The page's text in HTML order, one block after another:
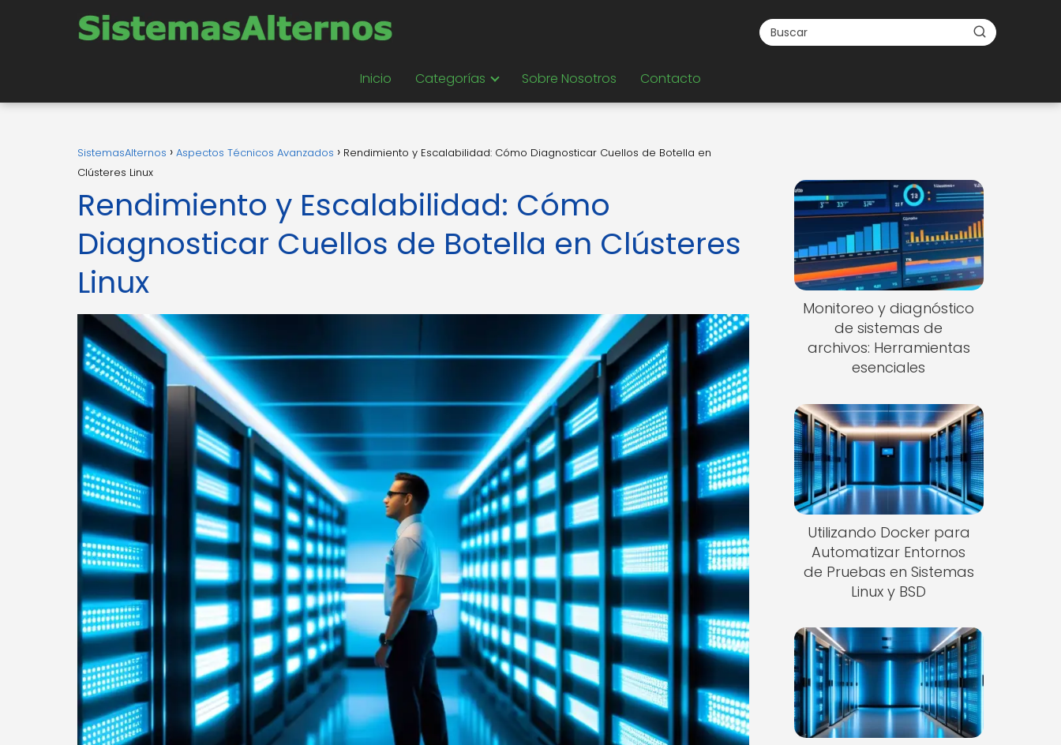
Inicio Categorías Sobre Nosotros Contacto
SistemasAlternos Aspectos Técnicos Avanzados
Rendimiento y Escalabilidad: Cómo Diagnosticar Cuellos de Botella en
Clústeres Linux
Rendimiento y Escalabilidad: Cómo
Diagnosticar Cuellos de Botella en Clústeres
Linux
Monitoreo y diagnóstico
de sistemas de
archivos: Herramientas
esenciales
Utilizando Docker para
Automatizar Entornos
de Pruebas en Sistemas
Linux y BSD